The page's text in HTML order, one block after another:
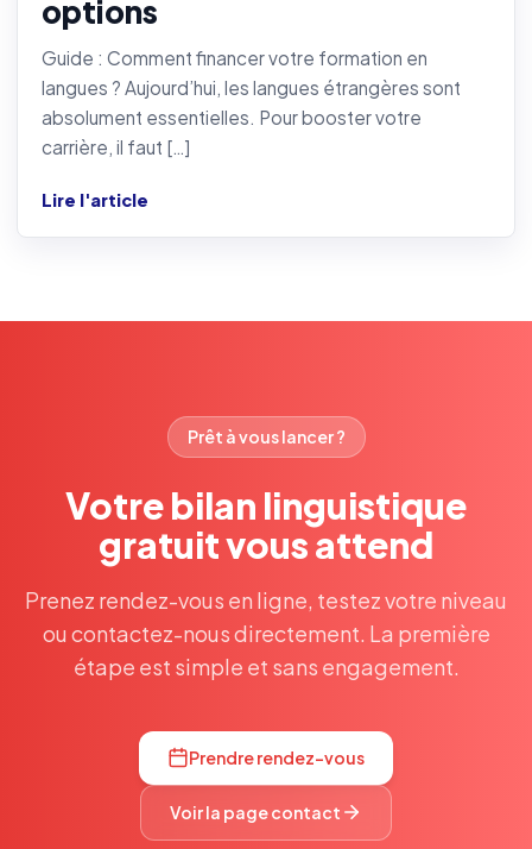
options
Guide : Comment financer votre formation en
langues ? Aujourd’hui, les langues étrangères sont
absolument essentielles. Pour booster votre
carrière, il faut […]
Lire l'article
Prêt à vous lancer ?
Votre bilan linguistique
gratuit vous attend
Prenez rendez-vous en ligne, testez votre niveau
ou contactez-nous directement. La première
étape est simple et sans engagement.
Prendre rendez-vous
Voir la page contact